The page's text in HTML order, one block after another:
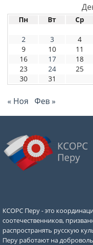
Пн Вт Ср
2
3 4
9
10 11
16
17 18
23
24 25
30
31
« Ноя Фев »
КСОРС Перу - это
соотечественников,
распространять русскую
Перу работают на